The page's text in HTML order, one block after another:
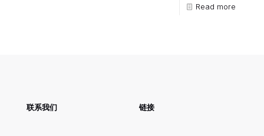
Read more
联系我们 链接